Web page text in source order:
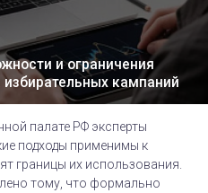
и ограничения
кампаний
палате РФ эксперты
подходы применимы к
границы их использования.
тому, что формально